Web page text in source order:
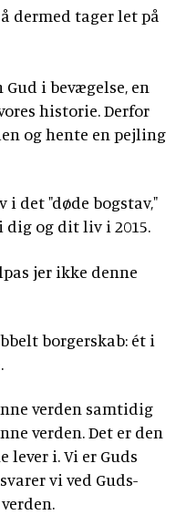
dermed tager let på
i bevægelse, en
historie. Derfor
og hente en pejling
i det "døde bogstav,"
dig og dit liv i 2015.
jer ikke denne
borgerskab: ét i
verden samtidig
verden. Det er den
i. Vi er Guds
vi ved Guds-